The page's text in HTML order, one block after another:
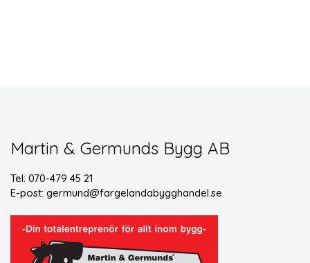
Martin & Germunds Bygg AB
Tel: 070-479 45 21
E-post: germund@fargelandabygghandel.se